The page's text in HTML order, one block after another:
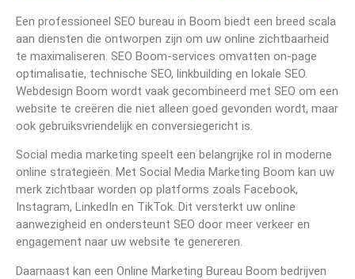
Een professioneel SEO bureau in Boom biedt een breed scala
aan diensten die ontworpen zijn om uw online zichtbaarheid
te maximaliseren. SEO Boom-services omvatten on-page
optimalisatie, technische SEO, linkbuilding en lokale SEO.
Webdesign Boom wordt vaak gecombineerd met SEO om een
website te creëren die niet alleen goed gevonden wordt, maar
ook gebruiksvriendelijk en conversiegericht is.
Social media marketing speelt een belangrijke rol in moderne
online strategieën. Met Social Media Marketing Boom kan uw
merk zichtbaar worden op platforms zoals Facebook,
Instagram, LinkedIn en TikTok. Dit versterkt uw online
aanwezigheid en ondersteunt SEO door meer verkeer en
engagement naar uw website te genereren.
Daarnaast kan een Online Marketing Bureau Boom bedrijven